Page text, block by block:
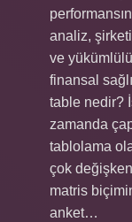
analiz,
ve
finansal
table nedir?
zamanda
tablolama
çok
matris
anket…